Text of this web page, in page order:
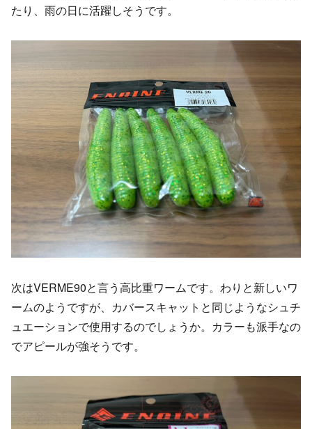
たり、雨の日に活躍しそうです。
次はVERME90と言う高比重ワームです。わりと新しいワ
ームのようですが、カバースキャットと同じようなシュチ
ュエーションで使用するのでしょうか。カラーも派手なの
でアピールが強そうです。